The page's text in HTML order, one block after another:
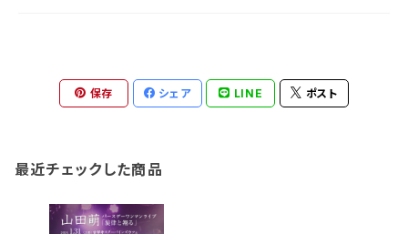
保存 シェア LINE ポスト
最近チェックした商品